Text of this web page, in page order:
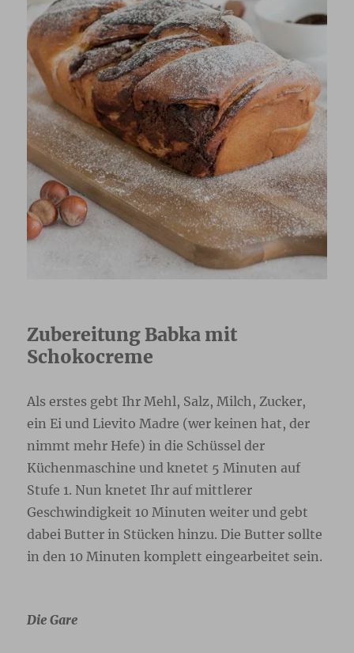
Zubereitung Babka mit
Schokocreme
Als erstes gebt Ihr Mehl, Salz, Milch, Zucker,
ein Ei und Lievito Madre (wer keinen hat, der
nimmt mehr Hefe) in die Schüssel der
Küchenmaschine und knetet 5 Minuten auf
Stufe 1. Nun knetet Ihr auf mittlerer
Geschwindigkeit 10 Minuten weiter und gebt
dabei Butter in Stücken hinzu. Die Butter sollte
in den 10 Minuten komplett eingearbeitet sein.
Die Gare